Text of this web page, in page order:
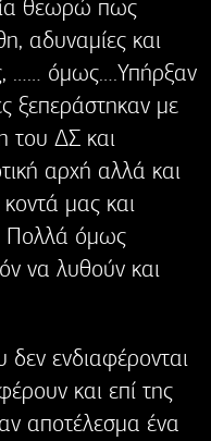
θεωρώ πως
αδυναμίες και
…… όμως….Υπήρξαν
ξεπεράστηκαν με
του ΔΣ και
αρχή αλλά και
μας και
Πολλά όμως
να λυθούν και
ενδιαφέρονται
και επί της
αποτέλεσμα ένα